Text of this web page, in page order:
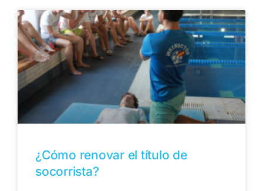
¿Cómo renovar el título de
socorrista?